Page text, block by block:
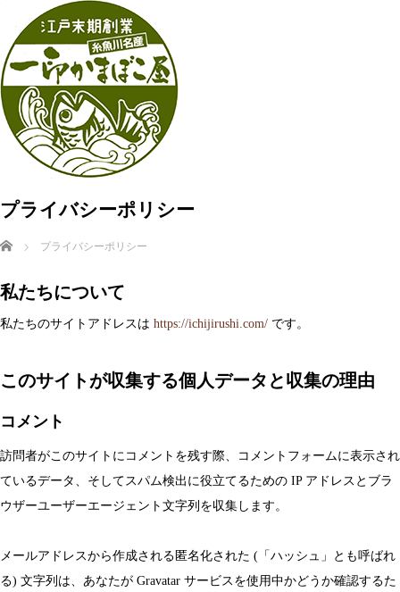
プライバシーポリシー
ホーム プライバシーポリシー
私たちについて
私たちのサイトアドレスは https://ichijirushi.com/ です。
このサイトが収集する個人データと収集の理由
コメント
訪問者がこのサイトにコメントを残す際、コメントフォームに表示され
ているデータ、そしてスパム検出に役立てるための IP アドレスとブラ
ウザーユーザーエージェント文字列を収集します。
メールアドレスから作成される匿名化された (「ハッシュ」とも呼ばれ
る) 文字列は、あなたが Gravatar サービスを使用中かどうか確認するた